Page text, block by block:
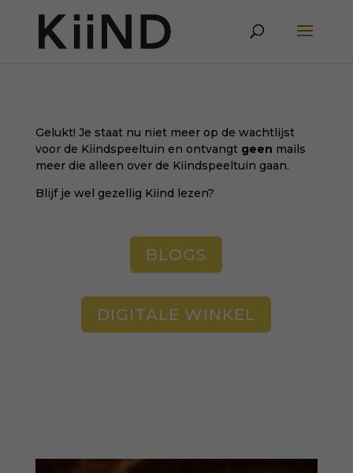
Gelukt! Je staat nu niet meer op de wachtlijst
voor de Kiindspeeltuin en ontvangt geen mails
meer die alleen over de Kiindspeeltuin gaan.
Blijf je wel gezellig Kiind lezen?
BLOGS
DIGITALE WINKEL